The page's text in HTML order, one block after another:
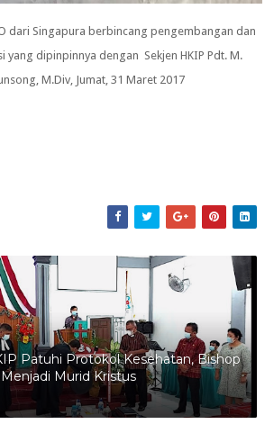
dari Singapura berbincang pengembangan dan
dipinpinnya dengan Sekjen HKIP Pdt. M.
M.Div, Jumat, 31 Maret 2017
Patuhi Protokol Kesehatan, Bishop
Murid Kristus